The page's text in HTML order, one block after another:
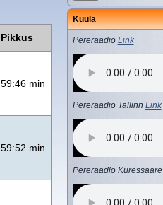
Pikkus
59:46 min
59:52 min
Kuula
Pereraadio Link
Pereraadio Tallinn Link
Pereraadio Kuressaare